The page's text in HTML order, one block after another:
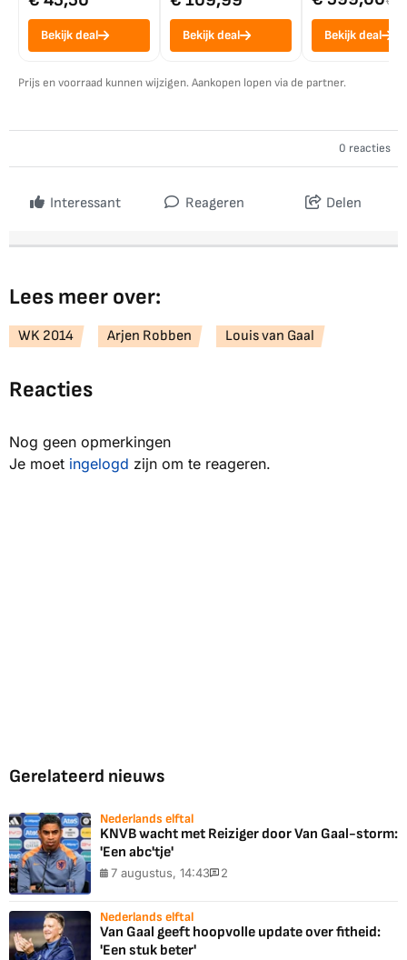
Bekijk deal Bekijk deal Bekijk deal
Prijs en voorraad kunnen wijzigen. Aankopen lopen via de partner.
0 reacties
Interessant Reageren Delen
Lees meer over:
WK 2014 Arjen Robben Louis van Gaal
Reacties
Nog geen opmerkingen
Je moet ingelogd zijn om te reageren.
Gerelateerd nieuws
Nederlands elftal
KNVB wacht met Reiziger door Van Gaal-storm:
'Een abc'tje'
7 augustus, 14:43 2
Nederlands elftal
Van Gaal geeft hoopvolle update over fitheid:
'Een stuk beter'